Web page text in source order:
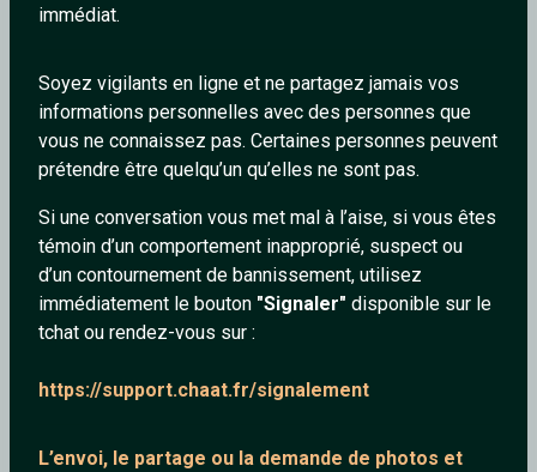
immédiat.
Soyez vigilants en ligne et ne partagez jamais vos
informations personnelles avec des personnes que
vous ne connaissez pas. Certaines personnes peuvent
prétendre être quelqu’un qu’elles ne sont pas.
Si une conversation vous met mal à l’aise, si vous êtes
témoin d’un comportement inapproprié, suspect ou
d’un contournement de bannissement, utilisez
immédiatement le bouton "Signaler" disponible sur le
tchat ou rendez-vous sur :
https://support.chaat.fr/signalement
L’envoi, le partage ou la demande de photos et
au_bureau aigle
41 ans
Fred_F Only4oldman